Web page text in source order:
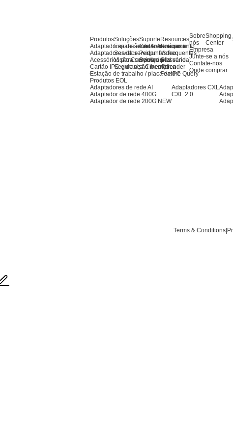
Produtos
Adaptadores de servidor AI
Adaptadores de servidor
Acessórios para servidores
Cartão IPC e de visão mecânica
Estação de trabalho / placa de PC
Produtos EOL
Adaptadores de rede AI
Adaptador de rede 400G
Adaptador de rede 200G NEW
Adaptadores CXL
CXL 2.0
Soluções
Expansão de Armazenamento
Servidor
Visão Computacional
Segurança Cibernética
Suporte
Centro de suporte
Perguntas frequentes
Serviço pós-venda
Resources
Notícias
Video
Glossário
Aprender
Feature Query
Sobre
nós
Empresa
Junte-se a nós
Contate-nos
Onde comprar
Shopping
Center
Terms & Conditions